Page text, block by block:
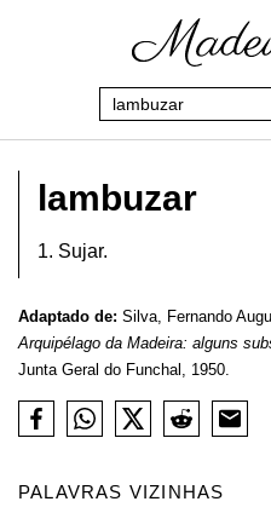
lambuzar
1. Sujar.
Adaptado de: Silva, Fernando
Arquipélago da Madeira: alguns
Junta Geral do Funchal, 1950.
PALAVRAS VIZINHAS